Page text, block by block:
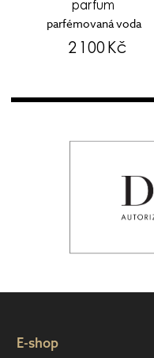
parfum
parfémovaná voda
2 100 Kč
E-shop